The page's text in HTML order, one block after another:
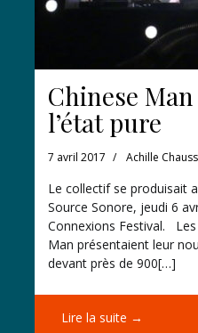
Chinese
l’état pure
7 avril 2017 Achille
Le collectif se produisait
Source Sonore, jeudi 6
Connexions Festival.
Man présentaient leur
devant près de 900[…]
Lire la suite →